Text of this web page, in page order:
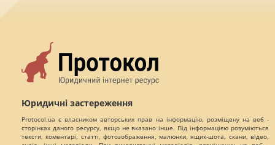
Юридичні застереження
Protocol.ua є власником авторських прав на інформацію, розміщену на веб -
сторінках даного ресурсу, якщо не вказано інше. Під інформацією розуміються
тексти, коментарі, статті, фотозображення, малюнки, ящик-шота, скани, відео,